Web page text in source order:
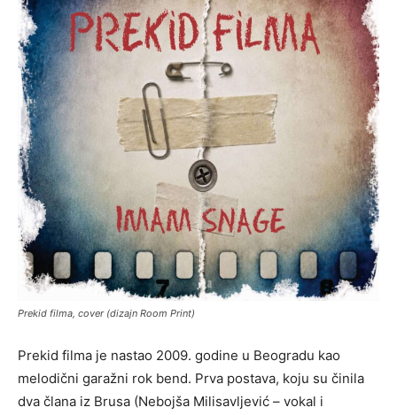
Prekid filma, cover (dizajn Room Print)
Prekid filma je nastao 2009. godine u Beogradu kao
melodični garažni rok bend. Prva postava, koju su činila
dva člana iz Brusa (Nebojša Milisavljević – vokal i